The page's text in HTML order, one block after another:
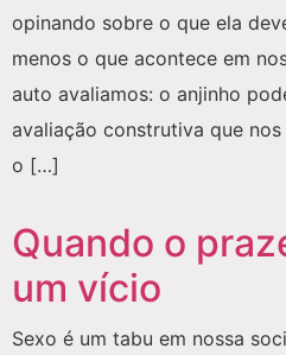
opinando sobre o que ela
menos o que acontece em
auto avaliamos: o anjinho
avaliação construtiva que
o […]
Quando o
um vício
Sexo é um tabu em nossa